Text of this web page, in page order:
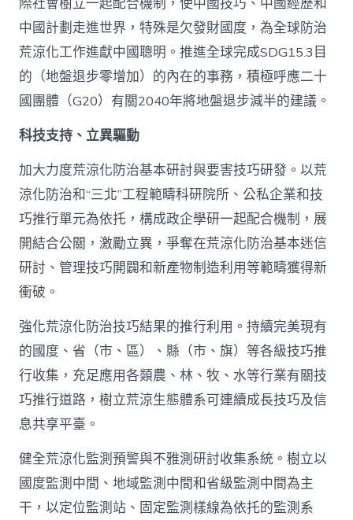
中國計劃走進世界，特殊是欠發財國度，為全球防治
荒涼化工作進獻中國聰明。推進全球完成SDG15.3目
的（地盤退步零增加）的內在的事務，積極呼應二十
國團體（G20）有關2040年將地盤退步減半的建議。
科技支持、立異驅動
加大力度荒涼化防治基本研討與要害技巧研發。以荒
涼化防治和“三北”工程範疇科研院所、公私企業和技
巧推行單元為依托，構成政企學研一起配合機制，展
開結合公關，激勵立異，爭奪在荒涼化防治基本迷信
研討、管理技巧開闢和新產物制造利用等範疇獲得新
衝破。
強化荒涼化防治技巧結果的推行利用。持續完美現有
的國度、省（市、區）、縣（市、旗）等各級技巧推
行收集，充足應用各類農、林、牧、水等行業有關技
巧推行道路，樹立荒涼生態體系可連續成長技巧及信
息共享平臺。
健全荒涼化監測預警與不雅測研討收集系統。樹立以
國度監測中間、地域監測中間和省級監測中間為主
干，以定位監測站、固定監測樣線為依托的監測系